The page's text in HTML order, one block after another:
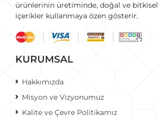
ürünlerinin üretiminde, doğal ve bitkisel
içerikler kullanmaya özen gösterir.
KURUMSAL
Hakkımızda
Misyon ve Vizyonumuz
Kalite ve Çevre Politikamız